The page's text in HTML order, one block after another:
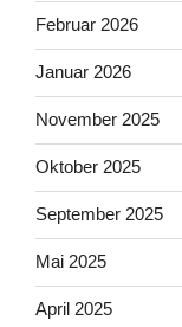
Februar 2026
Januar 2026
November 2025
Oktober 2025
September 2025
Mai 2025
April 2025